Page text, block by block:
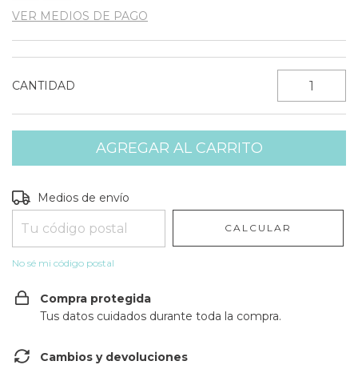
VER MEDIOS DE PAGO
CANTIDAD
Entregas para el CP:
Medios de envío
CALCULAR
No sé mi código postal
Compra protegida
Tus datos cuidados durante toda la compra.
Cambios y devoluciones